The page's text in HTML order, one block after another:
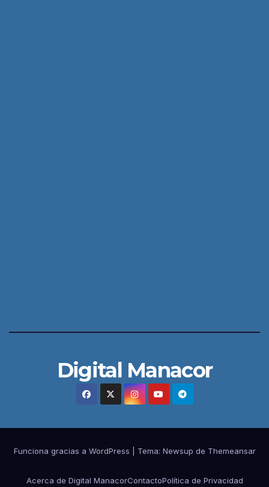
Digital Manacor
Funciona gracias a WordPress Tema: Newsup de Themeansar
Acerca de Digital ManacorContactoPolítica de Privacidad